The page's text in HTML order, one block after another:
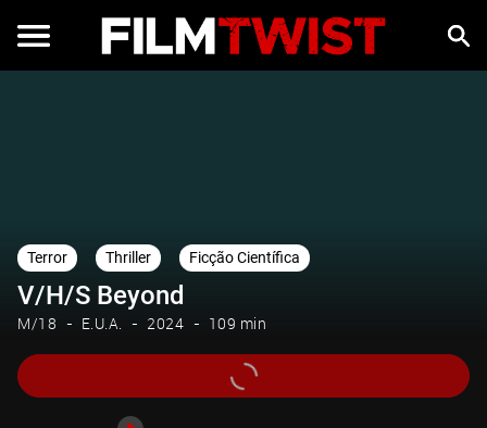
Terror Thriller Ficção Científica
V/H/S Beyond
M/18 E.U.A. 2024 109 min